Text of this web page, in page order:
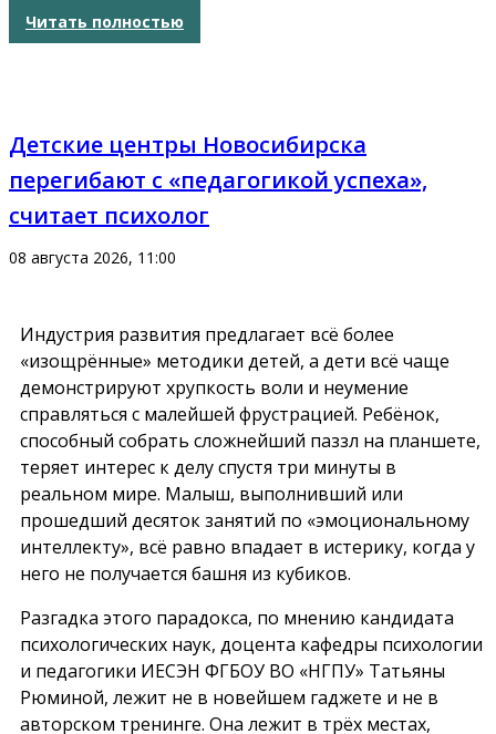
Читать полностью
Детские центры Новосибирска
перегибают с «педагогикой успеха»,
считает психолог
08 августа 2026, 11:00
Индустрия развития предлагает всё более
«изощрённые» методики детей, а дети всё чаще
демонстрируют хрупкость воли и неумение
справляться с малейшей фрустрацией. Ребёнок,
способный собрать сложнейший паззл на планшете,
теряет интерес к делу спустя три минуты в
реальном мире. Малыш, выполнивший или
прошедший десяток занятий по «эмоциональному
интеллекту», всё равно впадает в истерику, когда у
него не получается башня из кубиков.
Разгадка этого парадокса, по мнению кандидата
психологических наук, доцента кафедры психологии
и педагогики ИЕСЭН ФГБОУ ВО «НГПУ» Татьяны
Рюминой, лежит не в новейшем гаджете и не в
авторском тренинге. Она лежит в трёх местах,